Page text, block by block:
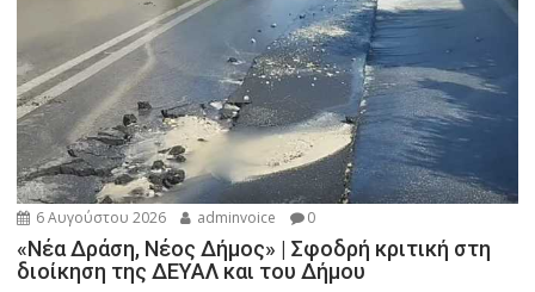
6 Αυγούστου 2026 adminvoice 0
«Νέα Δράση, Νέος Δήμος» | Σφοδρή κριτική στη
διοίκηση της ΔΕΥΑΛ και του Δήμου